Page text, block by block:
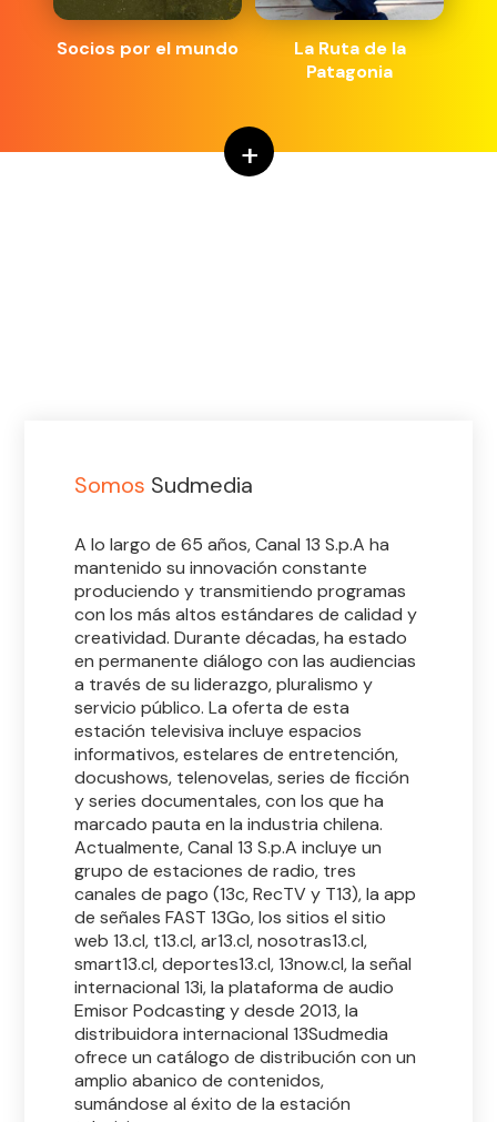
Socios por el mundo
La Ruta de la
Patagonia
+
Somos Sudmedia
A lo largo de 65 años, Canal 13 S.p.A ha
mantenido su innovación constante
produciendo y transmitiendo programas
con los más altos estándares de calidad y
creatividad. Durante décadas, ha estado
en permanente diálogo con las audiencias
a través de su liderazgo, pluralismo y
servicio público. La oferta de esta
estación televisiva incluye espacios
informativos, estelares de entretención,
docushows, telenovelas, series de ficción
y series documentales, con los que ha
marcado pauta en la industria chilena.
Actualmente, Canal 13 S.p.A incluye un
grupo de estaciones de radio, tres
canales de pago (13c, RecTV y T13), la app
de señales FAST 13Go, los sitios el sitio
web 13.cl, t13.cl, ar13.cl, nosotras13.cl,
smart13.cl, deportes13.cl, 13now.cl, la señal
internacional 13i, la plataforma de audio
Emisor Podcasting y desde 2013, la
distribuidora internacional 13Sudmedia
ofrece un catálogo de distribución con un
amplio abanico de contenidos,
sumándose al éxito de la estación